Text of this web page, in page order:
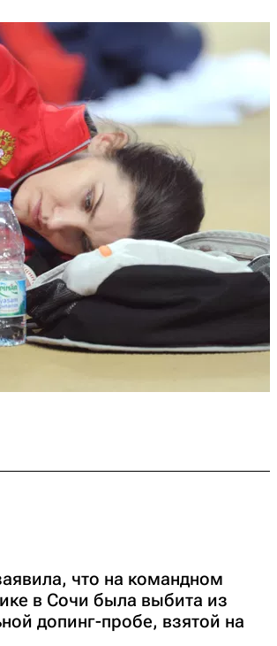
что на командном
в Сочи была выбита из
допинг-пробе, взятой на